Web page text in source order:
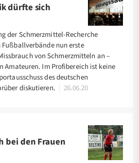
dürfte sich
der Schmerzmittel-Recherche
nun erste
von Schmerzmitteln an –
Amateuren. Im Profibereich ist keine
des deutschen
diskutieren.
26.06.20
bei den Frauen